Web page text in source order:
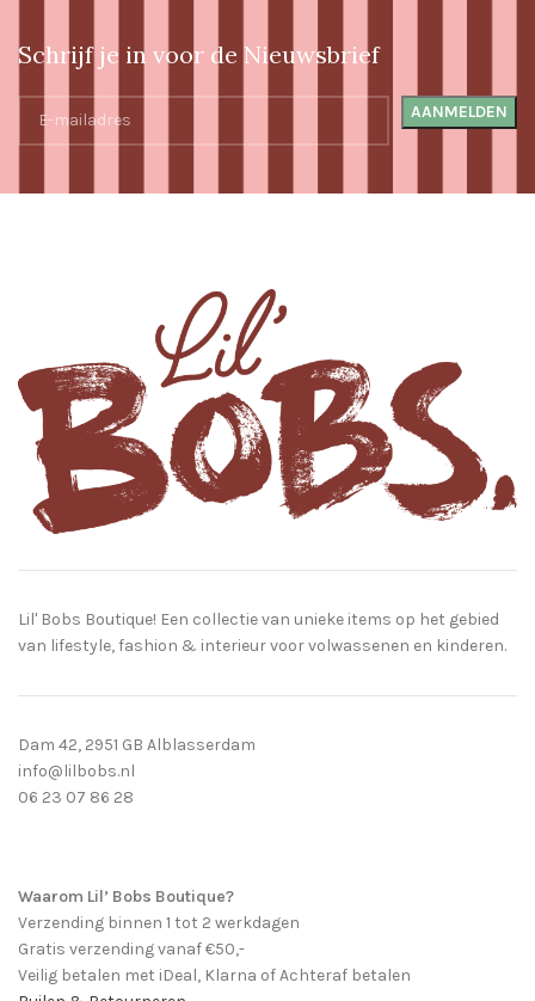
Schrijf je in voor de Nieuwsbrief
Lil' Bobs Boutique! Een collectie van unieke items op het gebied
van lifestyle, fashion & interieur voor volwassenen en kinderen.
Dam 42, 2951 GB Alblasserdam
info@lilbobs.nl
06 23 07 86 28
Waarom Lil’ Bobs Boutique?
Verzending binnen 1 tot 2 werkdagen
Gratis verzending vanaf €50,-
Veilig betalen met iDeal, Klarna of Achteraf betalen